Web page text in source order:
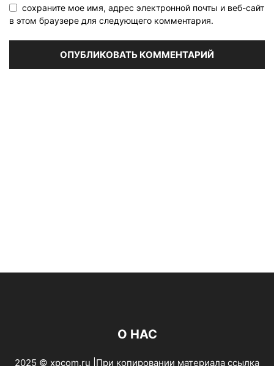
сохраните мое имя, адрес электронной почты и веб-сайт
в этом браузере для следующего комментария.
О НАС
2025 © xpcom.ru |При копировании материала ссылка